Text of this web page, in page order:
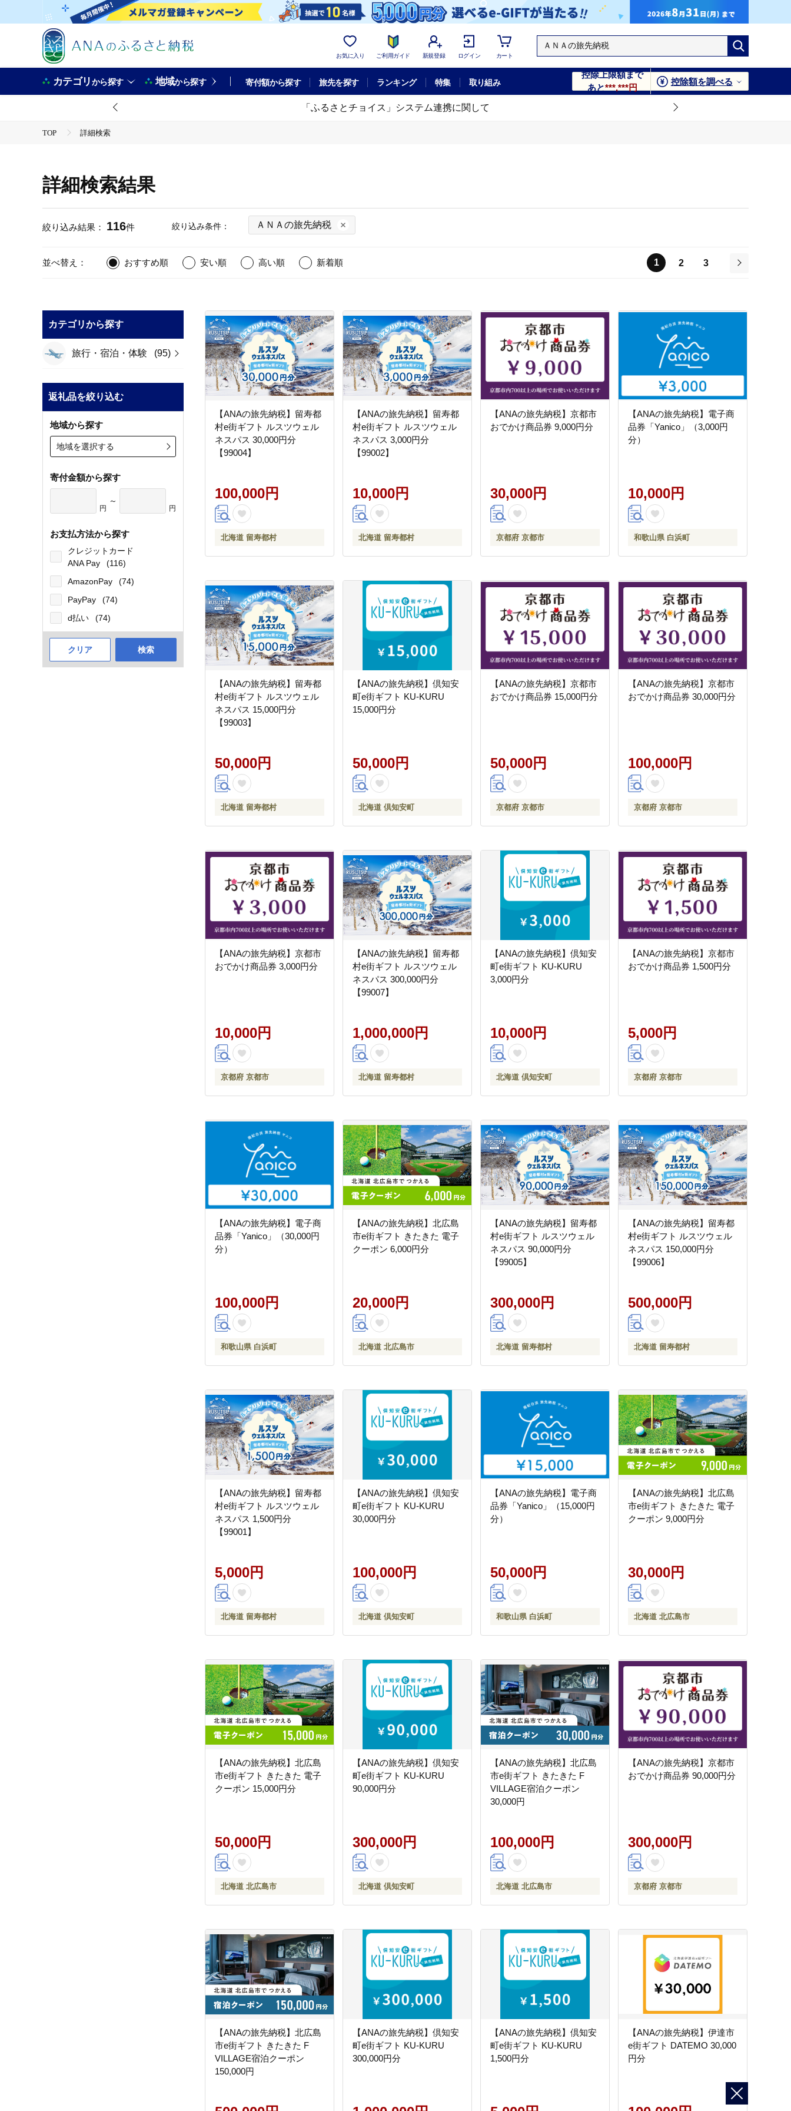
お気に入り ご利用ガイド 新規登録 ログイン カート
カテゴリから探す 地域から探す 寄付額から探す 旅先を探す ランキング 特集 取り組み
控除上限額まで
あと***,***円
控除額を調べる
「ふるさとチョイス」システム連携に関して
TOP 詳細検索
詳細検索結果
絞り込み結果： 116件 絞り込み条件： ＡＮＡの旅先納税
並べ替え： おすすめ順 安い順 高い順 新着順 1 2
3
カテゴリから探す
旅行・宿泊・体験 (95)
返礼品を絞り込む
地域から探す
地域を選択する
寄付金額から探す
円
～
円
お支払方法から探す
クレジットカード
ANA Pay
(116)
AmazonPay
(74)
PayPay
(74)
d払い
(74)
クリア 検索
【ANAの旅先納税】留寿都
村e街ギフト ルスツウェル
ネスパス 30,000円分
【99004】
100,000円
北海道 留寿都村
【ANAの旅先納税】留寿都
村e街ギフト ルスツウェル
ネスパス 3,000円分
【99002】
10,000円
北海道 留寿都村
【ANAの旅先納税】京都市
おでかけ商品券 9,000円分
30,000円
京都府 京都市
【ANAの旅先納税】電子商
品券「Yanico」（3,000円
分）
10,000円
和歌山県 白浜町
【ANAの旅先納税】留寿都
村e街ギフト ルスツウェル
ネスパス 15,000円分
【99003】
50,000円
北海道 留寿都村
【ANAの旅先納税】倶知安
町e街ギフト KU-KURU
15,000円分
50,000円
北海道 倶知安町
【ANAの旅先納税】京都市
おでかけ商品券 15,000円分
50,000円
京都府 京都市
【ANAの旅先納税】京都市
おでかけ商品券 30,000円分
100,000円
京都府 京都市
【ANAの旅先納税】京都市
おでかけ商品券 3,000円分
10,000円
京都府 京都市
【ANAの旅先納税】留寿都
村e街ギフト ルスツウェル
ネスパス 300,000円分
【99007】
1,000,000円
北海道 留寿都村
【ANAの旅先納税】倶知安
町e街ギフト KU-KURU
3,000円分
10,000円
北海道 倶知安町
【ANAの旅先納税】京都市
おでかけ商品券 1,500円分
5,000円
京都府 京都市
【ANAの旅先納税】電子商
品券「Yanico」（30,000円
分）
100,000円
和歌山県 白浜町
【ANAの旅先納税】北広島
市e街ギフト きたきた 電子
クーポン 6,000円分
20,000円
北海道 北広島市
【ANAの旅先納税】留寿都
村e街ギフト ルスツウェル
ネスパス 90,000円分
【99005】
300,000円
北海道 留寿都村
【ANAの旅先納税】留寿都
村e街ギフト ルスツウェル
ネスパス 150,000円分
【99006】
500,000円
北海道 留寿都村
【ANAの旅先納税】留寿都
村e街ギフト ルスツウェル
ネスパス 1,500円分
【99001】
5,000円
北海道 留寿都村
【ANAの旅先納税】倶知安
町e街ギフト KU-KURU
30,000円分
100,000円
北海道 倶知安町
【ANAの旅先納税】電子商
品券「Yanico」（15,000円
分）
50,000円
和歌山県 白浜町
【ANAの旅先納税】北広島
市e街ギフト きたきた 電子
クーポン 9,000円分
30,000円
北海道 北広島市
【ANAの旅先納税】北広島
市e街ギフト きたきた 電子
クーポン 15,000円分
50,000円
北海道 北広島市
【ANAの旅先納税】倶知安
町e街ギフト KU-KURU
90,000円分
300,000円
北海道 倶知安町
【ANAの旅先納税】北広島
市e街ギフト きたきた F
VILLAGE宿泊クーポン
30,000円
100,000円
北海道 北広島市
【ANAの旅先納税】京都市
おでかけ商品券 90,000円分
300,000円
京都府 京都市
【ANAの旅先納税】北広島
市e街ギフト きたきた F
VILLAGE宿泊クーポン
150,000円
【ANAの旅先納税】倶知安
町e街ギフト KU-KURU
300,000円分
【ANAの旅先納税】倶知安
町e街ギフト KU-KURU
1,500円分
【ANAの旅先納税】伊達市
e街ギフト DATEMO 30,000
円分